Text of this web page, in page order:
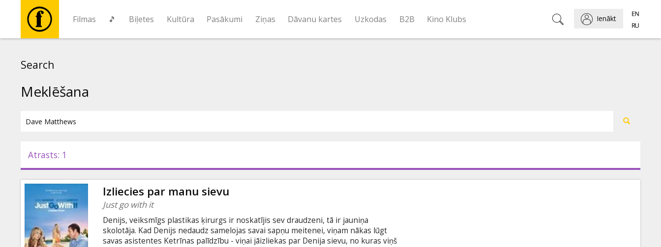
Filmas 🎵 Biļetes Kultūra Pasākumi Ziņas Dāvanu kartes Uzkodas B2B Kino Klubs Ienākt
Pasākumi
Ziņas
Dāvanu
kartes
Search
Meklēšana
Atrasts: 1
Izliecies par manu sievu
Just go with it
Denijs, veiksmīgs plastikas ķirurgs ir noskatījis sev draudzeni, tā ir jauniņa
skolotāja. Kad Denijs nedaudz samelojas savai sapņu meitenei, viņam nākas lūgt
savas asistentes Ketrīnas palīdzību - viņai jāizliekas par Denija sievu, no kuras viņš